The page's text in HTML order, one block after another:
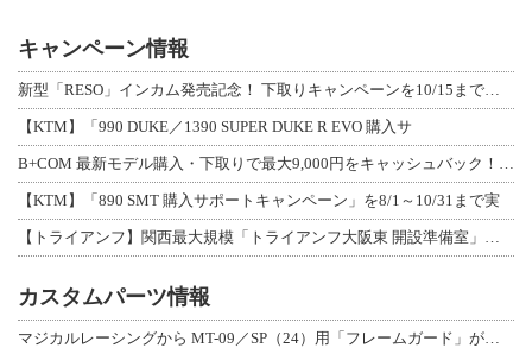
キャンペーン情報
新型「RESO」インカム発売記念！ 下取りキャンペーンを10/15まで延長して開
【KTM】「990 DUKE／1390 SUPER DUKE R EVO 購入サ
B+COM 最新モデル購入・下取りで最大9,000円をキャッシュバック！「B+F
【KTM】「890 SMT 購入サポートキャンペーン」を8/1～10/31まで実
【トライアンフ】関西最大規模「トライアンフ大阪東 開設準備室」がオープン！ 限定
カスタムパーツ情報
マジカルレーシングから MT-09／SP（24）用「フレームガード」が登場！